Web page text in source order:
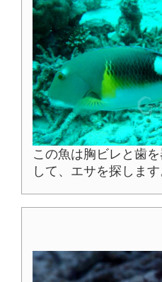
この魚は胸ビレと歯
して、エサを探しま